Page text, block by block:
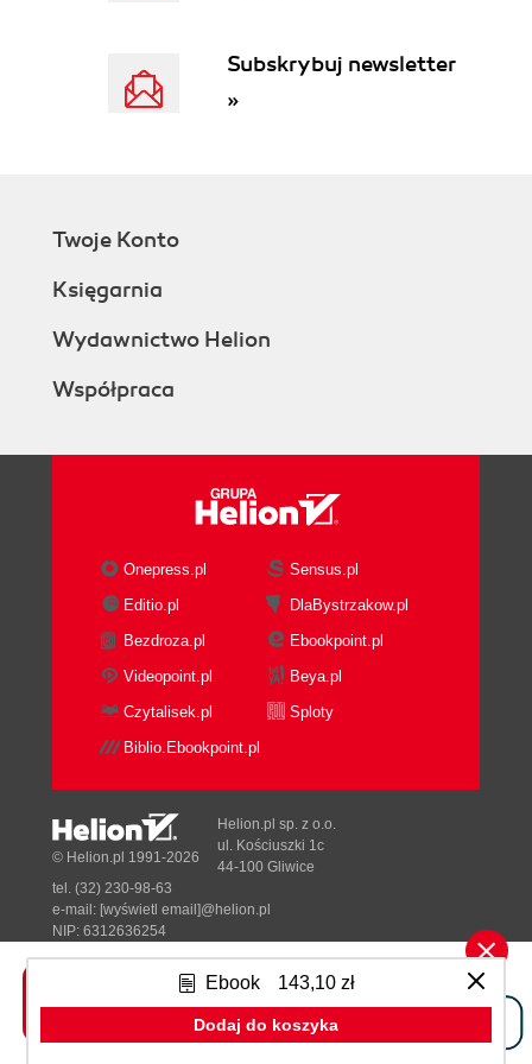
Ebook 143,10 zł
Dodaj do koszyka
Subskrybuj newsletter
»
Twoje Konto
Księgarnia
Wydawnictwo Helion
Współpraca
Onepress.pl
Sensus.pl
Editio.pl
DlaBystrzakow.pl
Bezdroza.pl
Ebookpoint.pl
Videopoint.pl
Beya.pl
Czytalisek.pl
Sploty
Biblio.Ebookpoint.pl
Tonik.pl
© Helion.pl 1991-2026
Helion.pl sp. z o.o.
ul. Kościuszki 1c
44-100 Gliwice
tel. (32) 230-98-63
e-mail: [wyświetl email]@helion.pl
NIP: 6312636254